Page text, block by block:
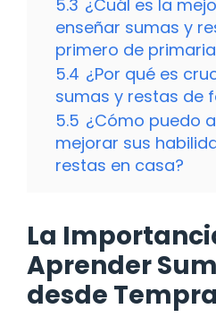
5.3 ¿Cuál es la
enseñar sumas y
primero de
5.4 ¿Por qué es
sumas y restas de
5.5 ¿Cómo puedo
mejorar sus
restas en casa?
La
Aprender
desde